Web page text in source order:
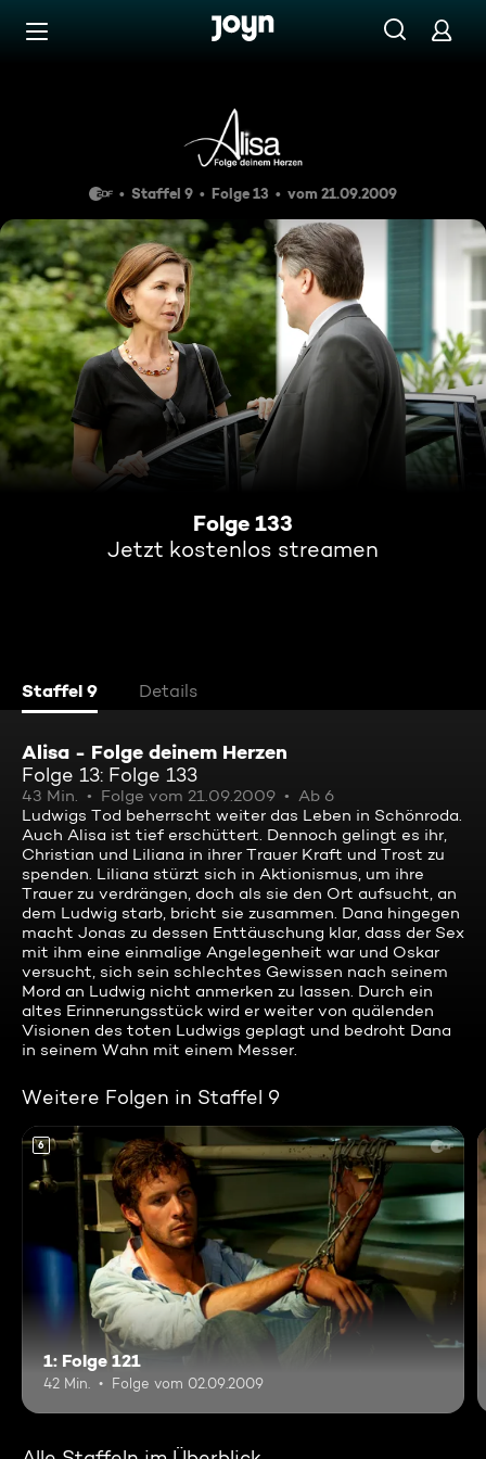
Zum Inhalt springen
Staffel 9 Folge 13 vom 21.09.2009
Folge 133
Jetzt kostenlos streamen
Staffel 9 Details
Alisa - Folge deinem Herzen
Folge 13: Folge 133
43 Min. Folge vom 21.09.2009
Ab 6
Ludwigs Tod beherrscht weiter das Leben in Schönroda.
Auch Alisa ist tief erschüttert. Dennoch gelingt es ihr,
Christian und Liliana in ihrer Trauer Kraft und Trost zu
spenden. Liliana stürzt sich in Aktionismus, um ihre
Trauer zu verdrängen, doch als sie den Ort aufsucht, an
dem Ludwig starb, bricht sie zusammen. Dana hingegen
macht Jonas zu dessen Enttäuschung klar, dass der Sex
mit ihm eine einmalige Angelegenheit war und Oskar
versucht, sich sein schlechtes Gewissen nach seinem
Mord an Ludwig nicht anmerken zu lassen. Durch ein
altes Erinnerungsstück wird er weiter von quälenden
Visionen des toten Ludwigs geplagt und bedroht Dana
in seinem Wahn mit einem Messer.
Weitere Folgen in Staffel 9
6
1: Folge 121
42 Min. Folge vom 02.09.2009